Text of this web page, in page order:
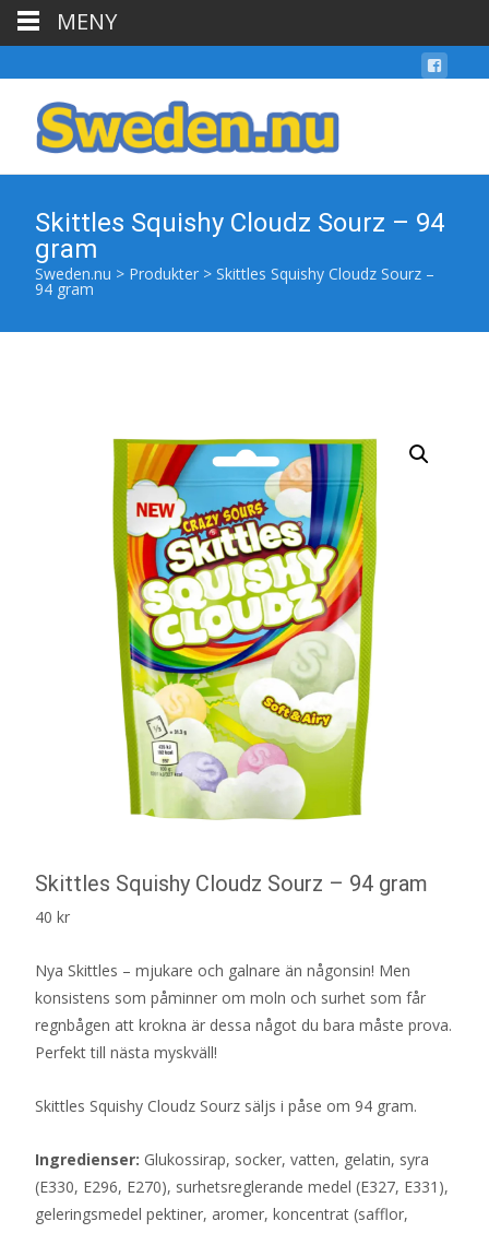
Skittles Squishy Cloudz Sourz – 94
gram
Sweden.nu > Produkter > Skittles Squishy Cloudz Sourz –
94 gram
Skittles Squishy Cloudz Sourz – 94 gram
40 kr
Nya Skittles – mjukare och galnare än någonsin! Men
konsistens som påminner om moln och surhet som får
regnbågen att krokna är dessa något du bara måste prova.
Perfekt till nästa myskväll!
Skittles Squishy Cloudz Sourz säljs i påse om 94 gram.
Ingredienser: Glukossirap, socker, vatten, gelatin, syra
(E330, E296, E270), surhetsreglerande medel (E327, E331),
geleringsmedel pektiner, aromer, koncentrat (safflor,
MENY